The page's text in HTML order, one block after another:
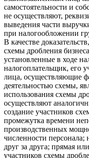
самостоятельности и
не осуществляют,
выведения части
при налогообложении
В качестве
схемы дробления
установленные в ходе
налогоплательщик, его
лица, осуществляющие
деятельностью схемы,
использования схемы
осуществляют
создание участников
промежутка времени
производственных
численности персонала;
друг за друга; прямая
участников схемы